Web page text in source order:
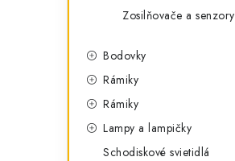
Zosilňovače a senzory
Bodovky
Rámiky
Rámiky
Lampy a lampičky
Schodiskové svietidlá